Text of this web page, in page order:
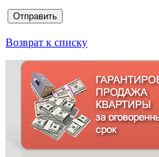
Возврат к списку